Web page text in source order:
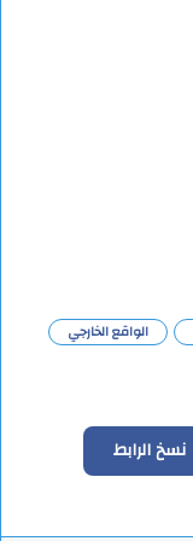
الواقع الخارجي
نسخ الرابط